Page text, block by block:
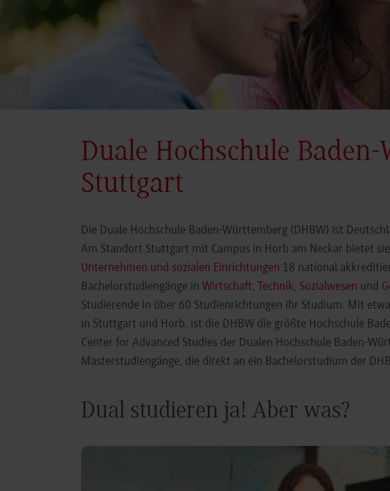
Duale Hochschule
Stuttgart
Die Duale Hochschule Baden-Württemberg (DHBW) ist
Am Standort Stuttgart mit Campus in Horb am Neckar bietet
Unternehmen und sozialen Einrichtungen 18 national
Bachelorstudiengänge in Wirtschaft, Technik, Sozialwesen und
Studierende in über 60 Studienrichtungen ihr Studium. Mit
in Stuttgart und Horb, ist die DHBW die größte Hochschule
Center for Advanced Studies der Dualen Hochschule Baden-
Masterstudiengänge, die direkt an ein Bachelorstudium der
Dual studieren ja! Aber was?